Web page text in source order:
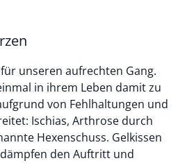
unseren aufrechten Gang.
in ihrem Leben damit zu
von Fehlhaltungen und
Ischias, Arthrose durch
Hexenschuss. Gelkissen
den Auftritt und